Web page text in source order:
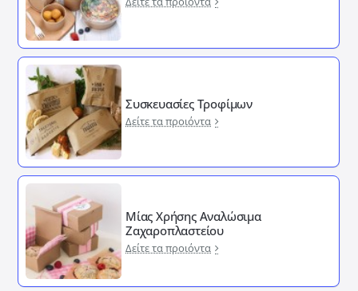
Συσκευασίες Τροφίμων
Δείτε τα προιόντα
Μίας Χρήσης Αναλώσιμα
Ζαχαροπλαστείου
Δείτε τα προιόντα